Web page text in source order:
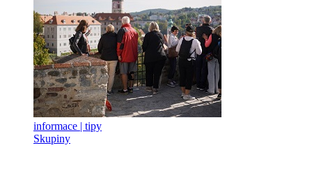
informace | tipy
Skupiny